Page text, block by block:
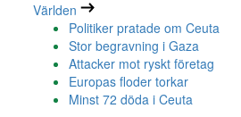
Världen
Politiker pratade om Ceuta
Stor begravning i Gaza
Attacker mot ryskt företag
Europas floder torkar
Minst 72 döda i Ceuta